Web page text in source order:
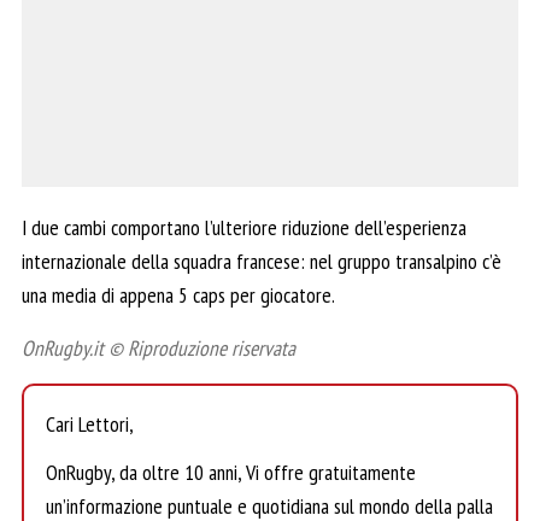
I due cambi comportano l’ulteriore riduzione dell’esperienza
internazionale della squadra francese: nel gruppo transalpino c’è
una media di appena 5 caps per giocatore.
OnRugby.it © Riproduzione riservata
Cari Lettori,
OnRugby, da oltre 10 anni, Vi offre gratuitamente
un’informazione puntuale e quotidiana sul mondo della palla